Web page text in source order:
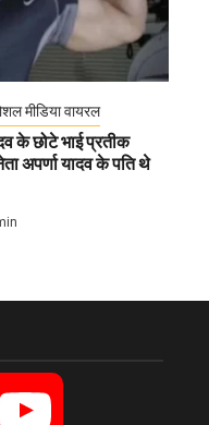
मीडिया वायरल
के छोटे भाई प्रतीक
अपर्णा यादव के पति थे